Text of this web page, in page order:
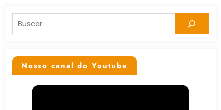
Pesquisar
Nosso canal do Youtube